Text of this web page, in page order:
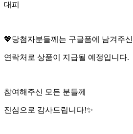
대피
💖당첨자분들께는 구글폼에 남겨주신
연락처로 상품이 지급될 예정입니다.
참여해주신 모든 분들께
진심으로 감사드립니다!✨